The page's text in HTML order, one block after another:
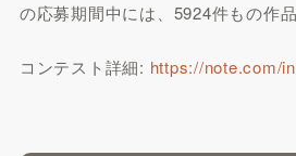
の応募期間中には、5924件もの作
コンテスト詳細: https://note.com/